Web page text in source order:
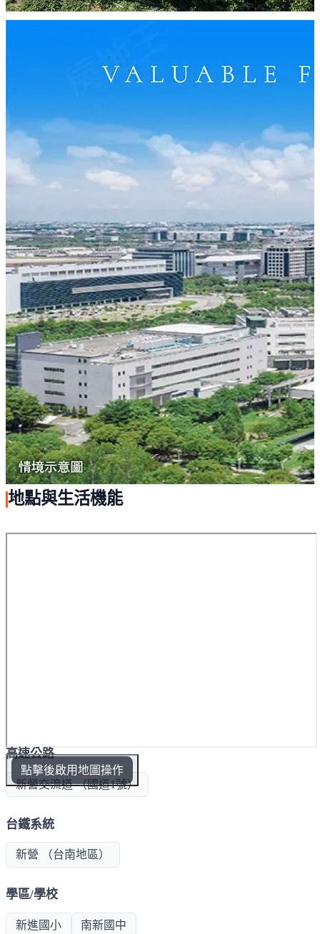
地點與生活機能
點擊後啟用地圖操作
高速公路
新營交流道 （國道1號）
台鐵系統
新營 （台南地區）
學區/學校
新進國小 南新國中